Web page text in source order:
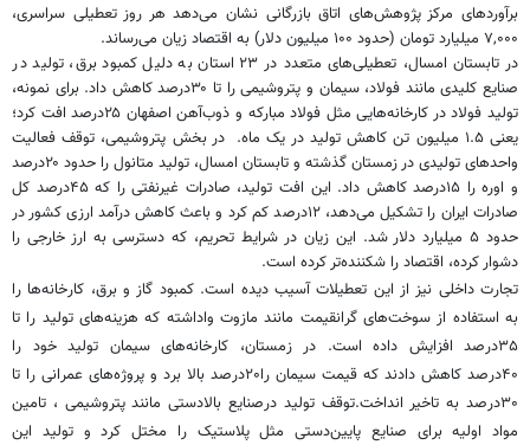
برآوردهای مرکز پژوهش‌های اتاق بازرگانی نشان می‌دهد هر روز تعطیلی سراسری،
۷,۰۰۰ میلیارد تومان (حدود ۱۰۰ میلیون دلار) به اقتصاد زیان می‌رساند.
در تابستان امسال، تعطیلی‌های متعدد در ۲۳ استان به دلیل کمبود برق، تولید در
صنایع کلیدی مانند فولاد، سیمان و پتروشیمی را تا ۳۰درصد کاهش داد. برای نمونه،
تولید فولاد در کارخانه‌هایی مثل فولاد مبارکه و ذوب‌آهن اصفهان ۲۵درصد افت کرد؛
یعنی ۱.۵ میلیون تن کاهش تولید در یک ماه. در بخش پتروشیمی، توقف فعالیت
واحدهای تولیدی در زمستان گذشته و تابستان امسال، تولید متانول را حدود ۲۰درصد
و اوره را ۱۵درصد کاهش داد. این افت تولید، صادرات غیرنفتی را که ۴۵درصد کل
صادرات ایران را تشکیل می‌دهد، ۱۲درصد کم کرد و باعث کاهش درآمد ارزی کشور در
حدود ۵ میلیارد دلار شد. این زیان در شرایط تحریم، که دسترسی به ارز خارجی را
دشوار کرده، اقتصاد را شکننده‌تر کرده است.
تجارت داخلی نیز از این تعطیلات آسیب دیده است. کمبود گاز و برق، کارخانه‌ها را
به استفاده از سوخت‌های گرانقیمت مانند مازوت واداشته که هزینه‌های تولید را تا
۳۵درصد افزایش داده است. در زمستان، کارخانه‌های سیمان تولید خود را
۴۰درصد کاهش دادند که قیمت سیمان را۲۰درصد بالا برد و پروژه‌های عمرانی را تا
۳۰درصد به تاخیر انداخت.توقف تولید درصنایع بالادستی مانند پتروشیمی ، تامین
مواد اولیه برای صنایع پایین‌دستی مثل پلاستیک را مختل کرد و تولید این